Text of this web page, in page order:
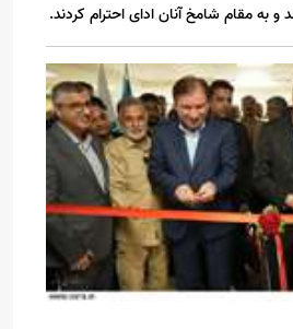
و به مقام شامخ آنان ادای احترام کردند.